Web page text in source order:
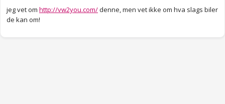
jeg vet om http://vw2you.com/denne, men vet ikke om hva slags biler
de kan om!